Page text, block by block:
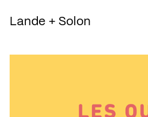
Lande + Solon